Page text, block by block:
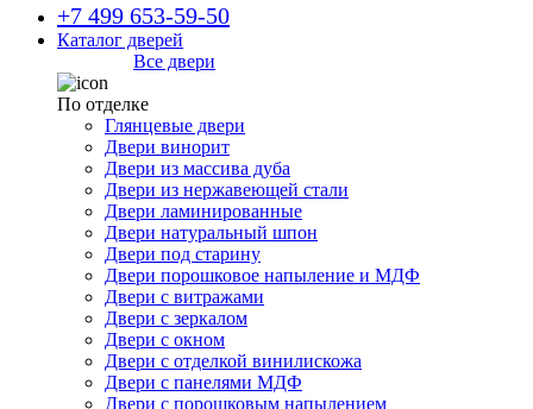
+7 499 653-59-50
Каталог дверей
Все двери
По отделке
Глянцевые двери
Двери винорит
Двери из массива дуба
Двери из нержавеющей стали
Двери ламинированные
Двери натуральный шпон
Двери под старину
Двери порошковое напыление и МДФ
Двери с витражами
Двери с зеркалом
Двери с окном
Двери с отделкой винилискожа
Двери с панелями МДФ
Двери с порошковым напылением